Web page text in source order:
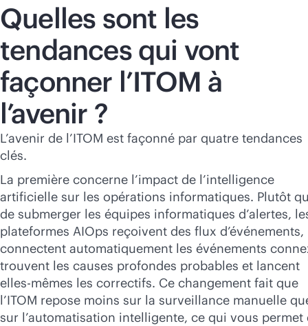
Quelles sont les
tendances qui vont
façonner l’ITOM à
l’avenir ?
L’avenir de l’ITOM est façonné par quatre tendances
clés.
La première concerne l’impact de l’intelligence
artificielle sur les opérations informatiques. Plutôt
de submerger les équipes informatiques d’alertes,
plateformes AIOps reçoivent des flux d’événements,
connectent automatiquement les événements
trouvent les causes profondes probables et lancent
elles-mêmes les correctifs. Ce changement fait que
l’ITOM repose moins sur la surveillance manuelle
sur l’automatisation intelligente, ce qui vous permet